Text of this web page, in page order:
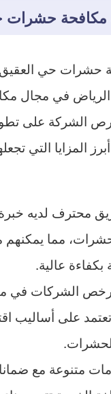
حشرات
حشرات حي العقيق
الرياض في مجال
الشركة على
المزايا التي
محترف لديه
مما يمكنهم
عالية.
الشركات في
على أساليب
متنوعة مع